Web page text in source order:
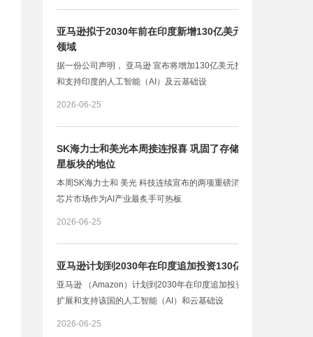
亚马逊拟于2030年前在印度新增130亿美元投资 用于AI
领域
据一份公司声明， 亚马逊 宣布将增加130亿美元投资，用于扩展
和支持印度的人工智能（AI）及云基础设
2026-06-25
SK海力士和美光本周接连报喜 巩固了存储芯片作为AI明
星板块的地位
本周SK海力士和 美光 科技连续宣布的两项重磅消息，巩固了存储
芯片市场作为AI产业最炙手可热板
2026-06-25
亚马逊计划到2030年在印度追加投资130亿美元
亚马逊 （Amazon）计划到2030年在印度追加投资130亿美元，以
扩展和支持该国的人工智能（AI）和云基础设
2026-06-25